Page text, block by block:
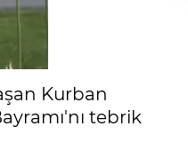
Kurban
tebrik